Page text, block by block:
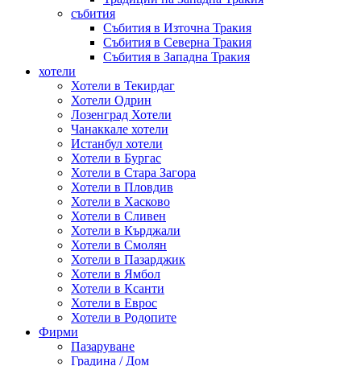
събития
Събития в Източна Тракия
Събития в Северна Тракия
Събития в Западна Тракия
хотели
Хотели в Текирдаг
Хотели Одрин
Лозенград Хотели
Чанаккале хотели
Истанбул хотели
Хотели в Бургас
Хотели в Стара Загора
Хотели в Пловдив
Хотели в Хасково
Хотели в Сливен
Хотели в Кърджали
Хотели в Смолян
Хотели в Пазарджик
Хотели в Ямбол
Хотели в Ксанти
Хотели в Еврос
Хотели в Родопите
Фирми
Пазаруване
Градина / Дом